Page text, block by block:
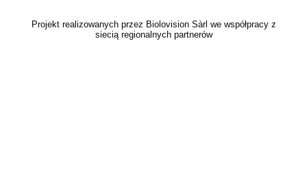
Projekt realizowanych przez Biolovision Sàrl we współpracy z
siecią regionalnych partnerów